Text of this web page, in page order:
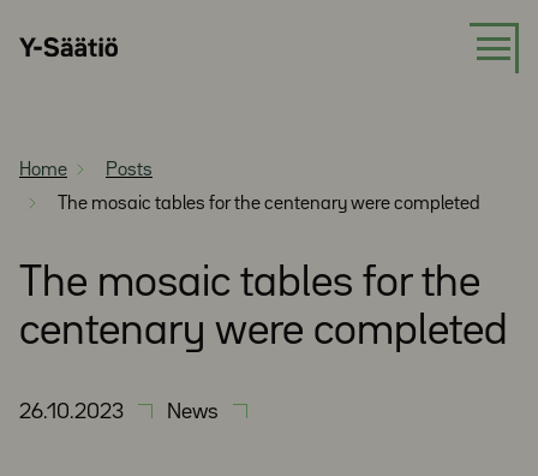
Y-
Home
Posts
The mosaic tables for the centenary were completed
The mosaic tables for the
centenary were completed
26.10.2023 News